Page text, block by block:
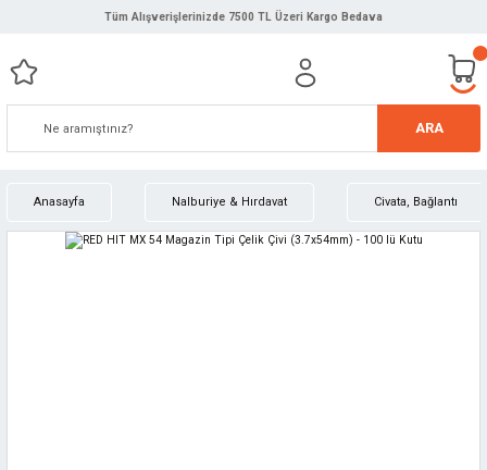
Tüm Alışverişlerinizde 7500 TL Üzeri Kargo Bedava
ARA
Anasayfa Nalburiye & Hırdavat Civata, Bağlantı